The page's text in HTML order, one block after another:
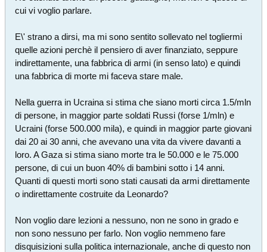
cui vi voglio parlare.
E\' strano a dirsi, ma mi sono sentito sollevato nel togliermi
quelle azioni perchè il pensiero di aver finanziato, seppure
indirettamente, una fabbrica di armi (in senso lato) e quindi
una fabbrica di morte mi faceva stare male.
Nella guerra in Ucraina si stima che siano morti circa 1.5/mln
di persone, in maggior parte soldati Russi (forse 1/mln) e
Ucraini (forse 500.000 mila), e quindi in maggior parte giovani
dai 20 ai 30 anni, che avevano una vita da vivere davanti a
loro. A Gaza si stima siano morte tra le 50.000 e le 75.000
persone, di cui un buon 40% di bambini sotto i 14 anni.
Quanti di questi morti sono stati causati da armi direttamente
o indirettamente costruite da Leonardo?
Non voglio dare lezioni a nessuno, non ne sono in grado e
non sono nessuno per farlo. Non voglio nemmeno fare
disquisizioni sulla politica internazionale, anche di questo non